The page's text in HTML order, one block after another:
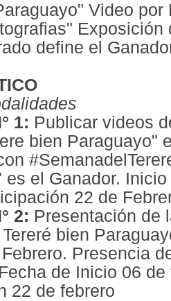
Video
Exposición
define el
1: Publicar videos
bien Paraguayo"
es el Ganador.
22 de
2: Presentación de
bien
Presencia
de Inicio 06 de
22 de febrero